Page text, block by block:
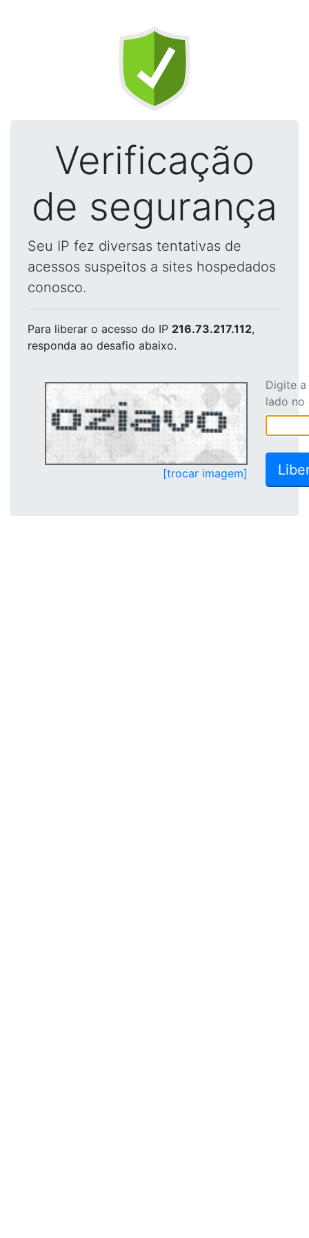
Verificação
de segurança
Seu IP fez diversas tentativas de
acessos suspeitos a sites hospedados
conosco.
Para liberar o acesso do IP 216.73.217.112,
responda ao desafio abaixo.
[trocar imagem]
Digite
lado no